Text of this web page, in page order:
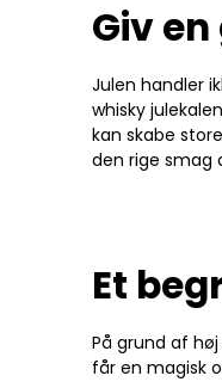
Giv
Julen handler
whisky
kan skabe
den rige smag
Et
På grund af
får en magisk